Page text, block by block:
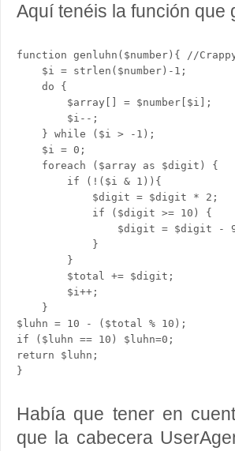
Aquí tenéis la función que
function genluhn($number){ //
    $i = strlen($number)-1;
    do {
        $array[] = $number[$i];
        $i--;
    } while ($i > -1);
    $i = 0;
    foreach ($array as $digit) {
        if (!($i & 1)){
            $digit = $digit * 2;
            if ($digit >= 10) {
$digit = $digit -
            }
        }
        $total += $digit;
        $i++;
    }
$luhn = 10 - ($total % 10);
if ($luhn == 10) $luhn=0;
return $luhn;
Había que tener en
que la cabecera